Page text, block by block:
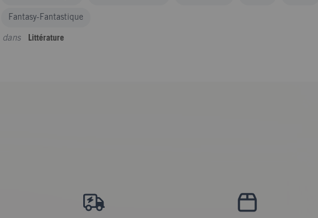
Fantasy-Fantastique
dans Littérature